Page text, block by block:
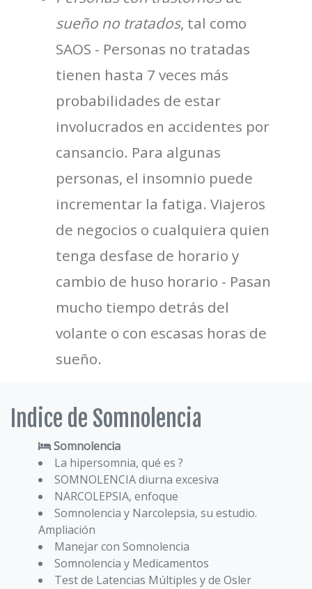
sueño no tratados, tal como
SAOS - Personas no tratadas
tienen hasta 7 veces más
probabilidades de estar
involucrados en accidentes por
cansancio. Para algunas
personas, el insomnio puede
incrementar la fatiga. Viajeros
de negocios o cualquiera quien
tenga desfase de horario y
cambio de huso horario - Pasan
mucho tiempo detrás del
volante o con escasas horas de
sueño.
Indice de Somnolencia
Somnolencia
La hipersomnia, qué es ?
SOMNOLENCIA diurna excesiva
NARCOLEPSIA, enfoque
Somnolencia y Narcolepsia, su estudio.
Ampliación
Manejar con Somnolencia
Somnolencia y Medicamentos
Test de Latencias Múltiples y de Osler